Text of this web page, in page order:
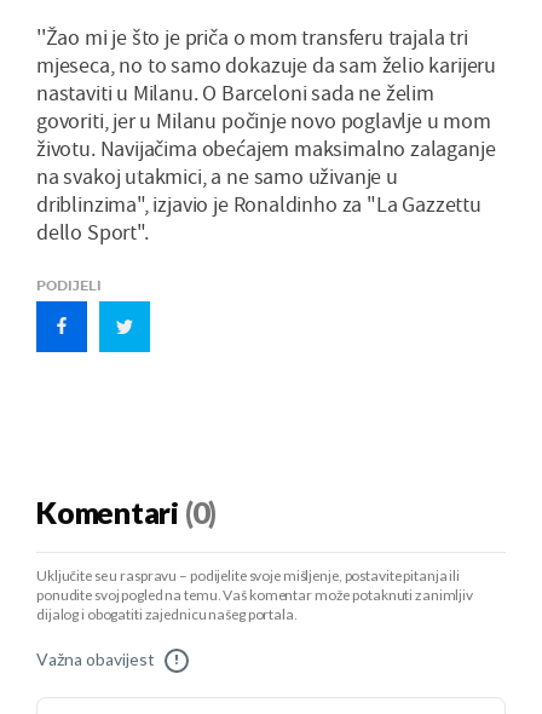
''Žao mi je što je priča o mom transferu trajala tri
mjeseca, no to samo dokazuje da sam želio karijeru
nastaviti u Milanu. O Barceloni sada ne želim
govoriti, jer u Milanu počinje novo poglavlje u mom
životu. Navijačima obećajem maksimalno zalaganje
na svakoj utakmici, a ne samo uživanje u
driblinzima", izjavio je Ronaldinho za "La Gazzettu
dello Sport".
PODIJELI
Komentari (0)
Uključite se u raspravu – podijelite svoje mišljenje, postavite pitanja ili
ponudite svoj pogled na temu. Vaš komentar može potaknuti zanimljiv
dijalog i obogatiti zajednicu našeg portala.
Važna obavijest !